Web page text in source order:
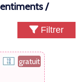
/
Filtrer
gratuit